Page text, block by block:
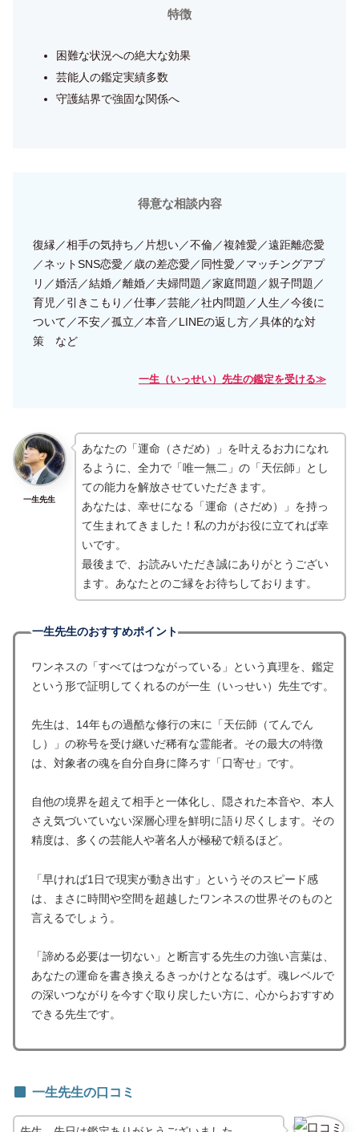
特徴
困難な状況への絶大な効果
芸能人の鑑定実績多数
守護結界で強固な関係へ
得意な相談内容
復縁／相手の気持ち／片想い／不倫／複雑愛／遠距離恋愛
／ネットSNS恋愛／歳の差恋愛／同性愛／マッチングアプ
リ／婚活／結婚／離婚／夫婦問題／家庭問題／親子問題／
育児／引きこもり／仕事／芸能／社内問題／人生／今後に
ついて／不安／孤立／本音／LINEの返し方／具体的な対
策 など
一生（いっせい）先生の鑑定を受ける≫
一生先生
あなたの「運命（さだめ）」を叶えるお力になれ
るように、全力で「唯一無二」の「天伝師」とし
ての能力を解放させていただきます。
あなたは、幸せになる「運命（さだめ）」を持っ
て生まれてきました！私の力がお役に立てれば幸
いです。
最後まで、お読みいただき誠にありがとうござい
ます。あなたとのご縁をお待ちしております。
一生先生のおすすめポイント
ワンネスの「すべてはつながっている」という真理を、鑑定
という形で証明してくれるのが一生（いっせい）先生です。
先生は、14年もの過酷な修行の末に「天伝師（てんでん
し）」の称号を受け継いだ稀有な霊能者。その最大の特徴
は、対象者の魂を自分自身に降ろす「口寄せ」です。
自他の境界を超えて相手と一体化し、隠された本音や、本人
さえ気づいていない深層心理を鮮明に語り尽くします。その
精度は、多くの芸能人や著名人が極秘で頼るほど。
「早ければ1日で現実が動き出す」というそのスピード感
は、まさに時間や空間を超越したワンネスの世界そのものと
言えるでしょう。
「諦める必要は一切ない」と断言する先生の力強い言葉は、
あなたの運命を書き換えるきっかけとなるはず。魂レベルで
の深いつながりを今すぐ取り戻したい方に、心からおすすめ
できる先生です。
一生先生の口コミ